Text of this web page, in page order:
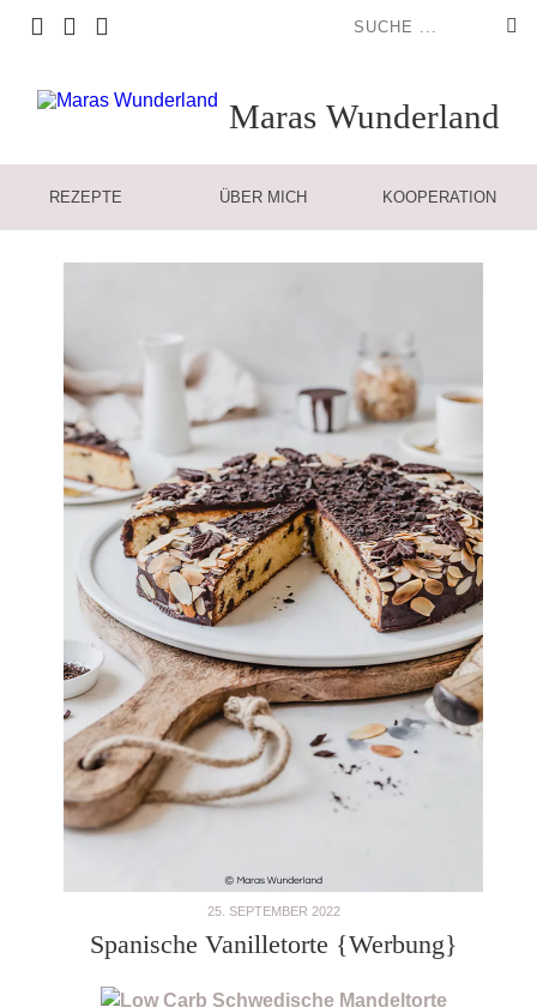
Maras Wunderland
REZEPTE ÜBER MICH KOOPERATION
25. SEPTEMBER 2022
Spanische Vanilletorte {Werbung}